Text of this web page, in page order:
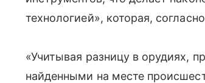
технологией», которая,
«Учитывая разницу в орудиях,
найденными на месте